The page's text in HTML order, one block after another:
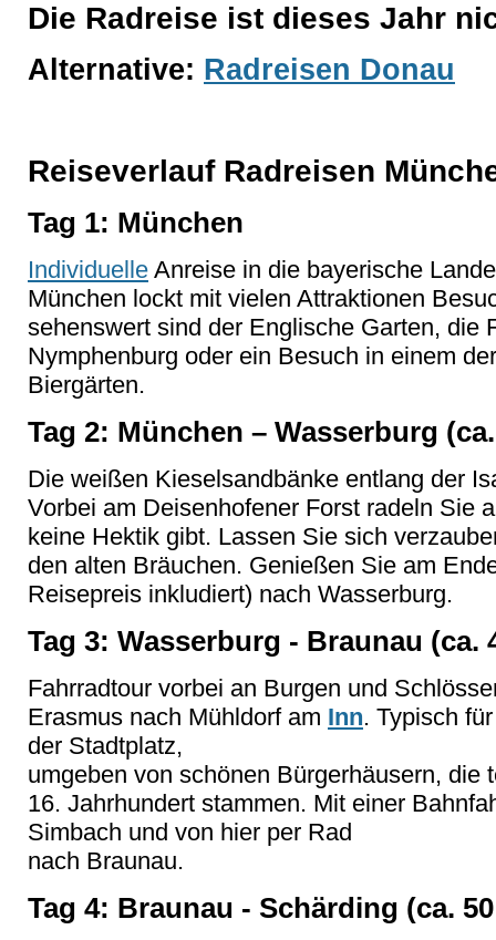
Die Radreise ist dieses Jahr
Alternative: Radreisen Donau
Reiseverlauf Radreisen
Tag 1: München
Individuelle Anreise in die bayerische
München lockt mit vielen Attraktionen
sehenswert sind der Englische Garten, die
Nymphenburg oder ein Besuch in einem
Biergärten.
Tag 2: München – Wasserburg
Die weißen Kieselsandbänke entlang der
Vorbei am Deisenhofener Forst radeln Sie
keine Hektik gibt. Lassen Sie sich
den alten Bräuchen. Genießen Sie am
Reisepreis inkludiert) nach Wasserburg.
Tag 3: Wasserburg - Braunau (ca.
Fahrradtour vorbei an Burgen und
Erasmus nach Mühldorf am Inn. Typisch
der Stadtplatz,
umgeben von schönen Bürgerhäusern, die
16. Jahrhundert stammen. Mit einer
Simbach und von hier per Rad
nach Braunau.
Tag 4: Braunau - Schärding (ca.